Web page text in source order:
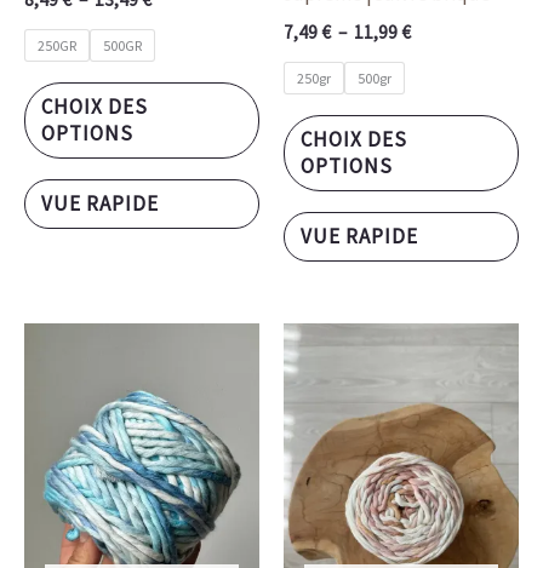
250GR 500GR
CHOIX DES
OPTIONS
VUE RAPIDE
7,49€ – 11,99€
250gr 500gr
CHOIX DES
OPTIONS
VUE RAPIDE